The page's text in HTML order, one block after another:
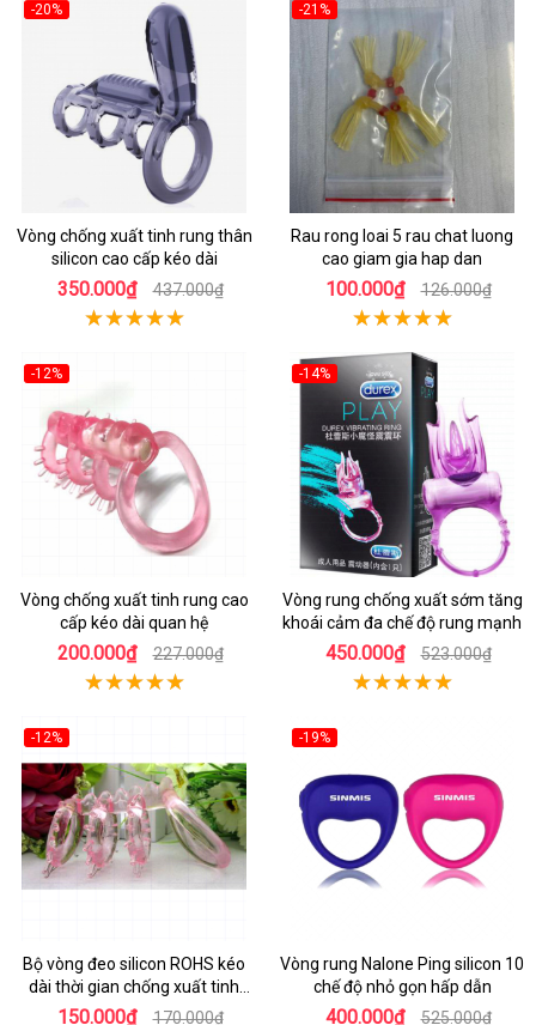
-20%
Vòng chống xuất tinh rung thân
silicon cao cấp kéo dài
350.000₫ 437.000₫
-21%
Rau rong loai 5 rau chat luong
cao giam gia hap dan
100.000₫ 126.000₫
-12%
Vòng chống xuất tinh rung cao
cấp kéo dài quan hệ
200.000₫ 227.000₫
-14%
Vòng rung chống xuất sớm tăng
khoái cảm đa chế độ rung mạnh
450.000₫ 523.000₫
-12%
Bộ vòng đeo silicon ROHS kéo
dài thời gian chống xuất tinh
sớm
150.000₫ 170.000₫
-19%
Vòng rung Nalone Ping silicon 10
chế độ nhỏ gọn hấp dẫn
400.000₫ 525.000₫